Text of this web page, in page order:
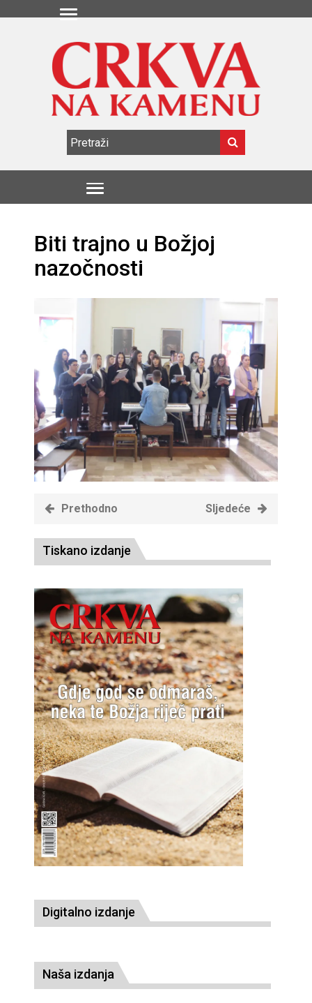
Biti trajno u Božjoj
nazočnosti
Prethodno Sljedeće
Tiskano izdanje
Digitalno izdanje
Naša izdanja